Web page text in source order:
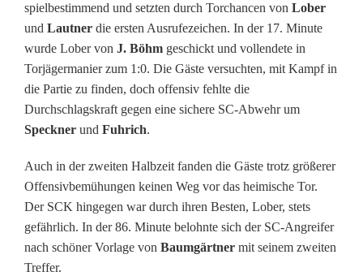
a
n
z
k
n
a
p
p
v
spielbestimmend und setzten durch Torchancen von Lober
und Lautner die ersten Ausrufezeichen. In der 17. Minute
wurde Lober von J. Böhm geschickt und vollendete in
Torjägermanier zum 1:0. Die Gäste versuchten, mit Kampf in
die Partie zu finden, doch offensiv fehlte die
Durchschlagskraft gegen eine sichere SC-Abwehr um
Speckner und Fuhrich.
Auch in der zweiten Halbzeit fanden die Gäste trotz größerer
Offensivbemühungen keinen Weg vor das heimische Tor.
Der SCK hingegen war durch ihren Besten, Lober, stets
gefährlich. In der 86. Minute belohnte sich der SC-Angreifer
nach schöner Vorlage von Baumgärtner mit seinem zweiten
Treffer.